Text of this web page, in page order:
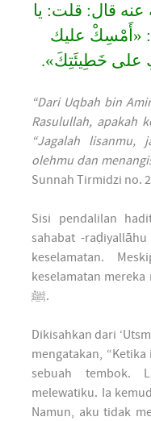
قال: قلت: يا
«أَمْسِكْ عليك
على خَطِيئَتِكَ».
“Dari Uqbah bin
Rasulullah, apakah
“Jagalah lisanmu,
olehmu dan
Sunnah Tirmidzi no.
Sisi pendalilan
sahabat -
keselamatan.
keselamatan
ﷺ.
Dikisahkan dari
mengatakan,
sebuah tembok.
melewatiku. Ia
Namun, aku tidak